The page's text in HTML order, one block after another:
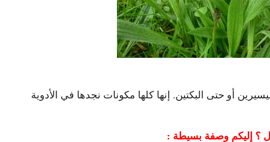
أو حتى البكتين. إنها كلها مكونات نجدها في الأدوية
؟ إليكم وصفة بسيطة :